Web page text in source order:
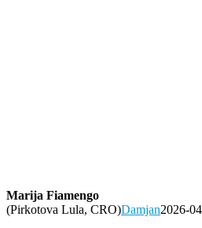
Marija Fiamengo
(Pirkotova Lula, CRO)Damjan2026-